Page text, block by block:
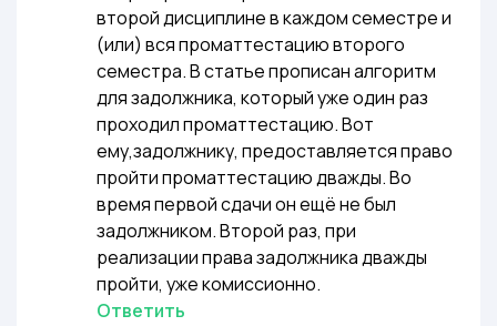
второй дисциплине в каждом семестре и
(или) вся проматтестацию второго
семестра. В статье прописан алгоритм
для задолжника, который уже один раз
проходил проматтестацию. Вот
ему,задолжнику, предоставляется право
пройти проматтестацию дважды. Во
время первой сдачи он ещё не был
задолжником. Второй раз, при
реализации права задолжника дважды
пройти, уже комиссионно.
Ответить